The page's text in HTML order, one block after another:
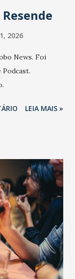
2026
News. Foi
LEIA MAIS »